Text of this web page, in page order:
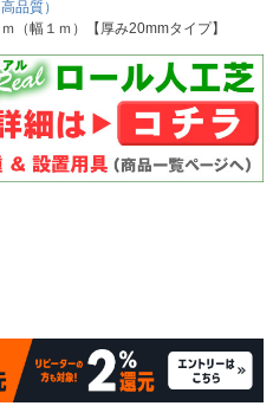
品質）
（幅１ｍ）【厚み20mmタイプ】